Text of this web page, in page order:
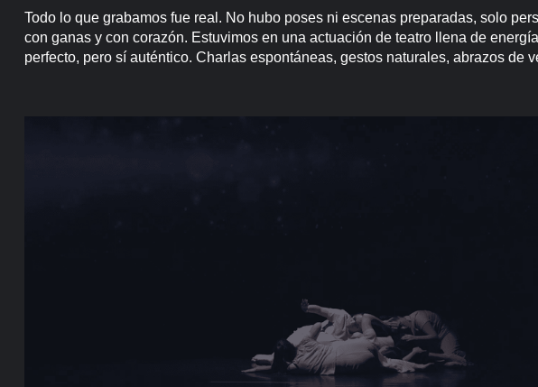
Todo lo que grabamos fue real. No hubo poses ni escenas preparadas, solo
con ganas y con corazón. Estuvimos en una actuación de teatro llena de
perfecto, pero sí auténtico. Charlas espontáneas, gestos naturales, abrazos de